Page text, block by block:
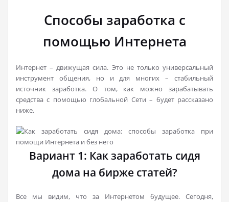
Способы заработка с
помощью Интернета
Интернет – движущая сила. Это не только универсальный
инструмент общения, но и для многих – стабильный
источник заработка. О том, как можно зарабатывать
средства с помощью глобальной Сети – будет рассказано
ниже.
Вариант 1: Как заработать сидя
дома на бирже статей?
Все мы видим, что за Интернетом будущее. Сегодня,